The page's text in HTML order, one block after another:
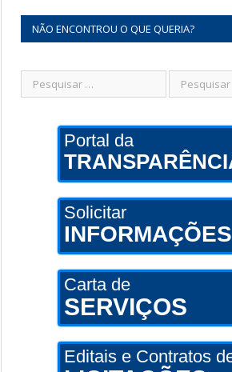
NÃO ENCONTROU O QUE QUERIA?
Portal da
Solicitar
INFORMAÇÕES
Carta de
SERVIÇOS
Editais e Contratos